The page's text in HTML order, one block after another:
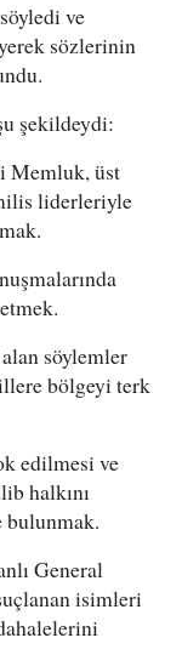
ve
sözlerinin
şekildeydi:
Memluk, üst
liderleriyle
söylemler
bölgeyi terk
edilmesi ve
halkını
bulunmak.
General
isimleri